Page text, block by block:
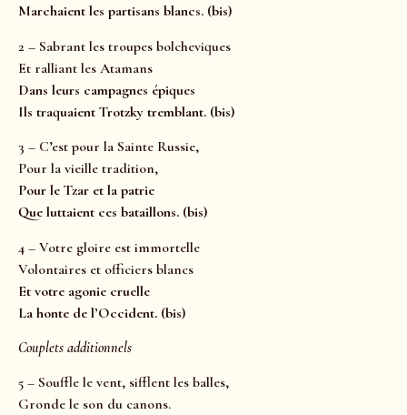
Marchaient les partisans blancs. (bis)
2 – Sabrant les troupes bolcheviques
Et ralliant les Atamans
Dans leurs campagnes épiques
Ils traquaient Trotzky tremblant. (bis)
3 – C’est pour la Sainte Russie,
Pour la vieille tradition,
Pour le Tzar et la patrie
Que luttaient ces bataillons. (bis)
4 – Votre gloire est immortelle
Volontaires et officiers blancs
Et votre agonie cruelle
La honte de l’Occident. (bis)
Couplets additionnels
5 – Souffle le vent, sifflent les balles,
Gronde le son du canons.